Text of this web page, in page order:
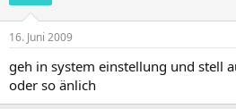
16. Juni 2009
geh in system einstellung und stell
oder so änlich